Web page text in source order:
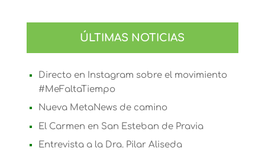
ÚLTIMAS NOTICIAS
Directo en Instagram sobre el movimiento
#MeFaltaTiempo
Nueva MetaNews de camino
El Carmen en San Esteban de Pravia
Entrevista a la Dra. Pilar Aliseda